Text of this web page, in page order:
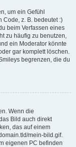
um ein Gefühl
Code, z. B. bedeutet :)
beim Verfassen eines
zu häufig zu benutzen,
ein Moderator könnte
gar komplett löschen.
begrenzen, die du
Wenn die
Bild auch direkt
das auf einem
mein-bild.gif.
eigenen PC befinden